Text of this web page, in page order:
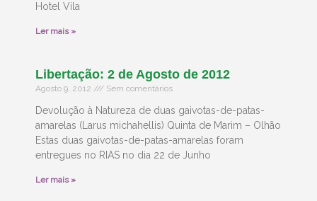
Hotel Vila
Ler mais »
Libertação: 2 de Agosto de 2012
Agosto 9, 2012 Sem comentários
Devolução à Natureza de duas gaivotas-de-patas-
amarelas (Larus michahellis) Quinta de Marim – Olhão
Estas duas gaivotas-de-patas-amarelas foram
entregues no RIAS no dia 22 de Junho
Ler mais »